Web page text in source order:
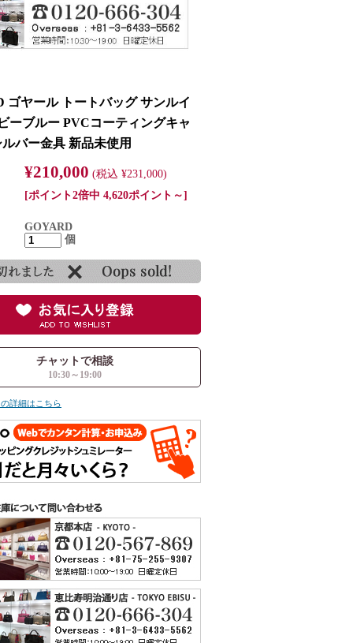
ゴヤール トートバッグ サンルイ
ーブルー PVCコーティングキャ
バー金具 新品未使用
¥210,000 (税込 ¥231,000)
[ポイント2倍中 4,620ポイント～]
GOYARD
個
チャットで相談
10:30～19:00
詳細はこちら